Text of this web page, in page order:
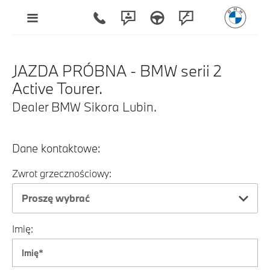
JAZDA PRÓBNA - BMW serii 2
Active Tourer.
Dealer BMW Sikora Lubin.
Dane kontaktowe:
Zwrot grzecznościowy:
Proszę wybrać
Imię: